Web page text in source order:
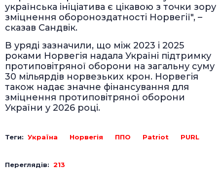
українська ініціатива є цікавою з точки зору
зміцнення обороноздатності Норвегії", –
сказав Сандвік.
В уряді зазначили, що між 2023 і 2025
роками Норвегія надала Україні підтримку
протиповітряної оборони на загальну суму
30 мільярдів норвезьких крон. Норвегія
також надає значне фінансування для
зміцнення протиповітряної оборони
України у 2026 році.
Теги: Україна Норвегія ППО Patriot PURL
Переглядів: 213